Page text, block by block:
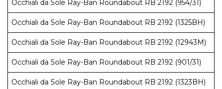
Occhiali da Sole Ray-Ban Roundabout RB 2192 (954/31)
Occhiali da Sole Ray-Ban Roundabout RB 2192 (1325BH)
Occhiali da Sole Ray-Ban Roundabout RB 2192 (12943M)
Occhiali da Sole Ray-Ban Roundabout RB 2192 (901/31)
Occhiali da Sole Ray-Ban Roundabout RB 2192 (1323BH)